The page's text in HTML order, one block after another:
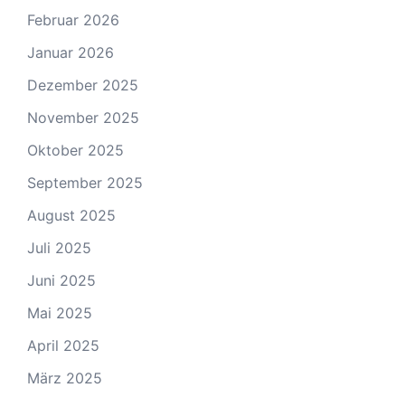
Februar 2026
Januar 2026
Dezember 2025
November 2025
Oktober 2025
September 2025
August 2025
Juli 2025
Juni 2025
Mai 2025
April 2025
März 2025